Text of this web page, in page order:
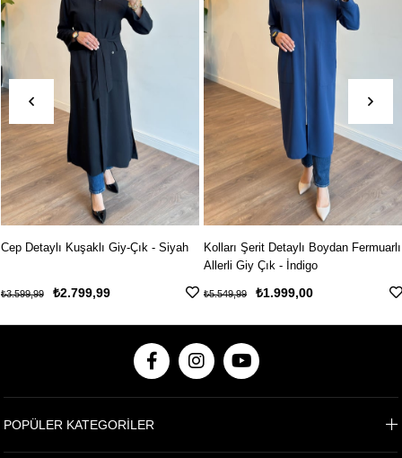
Cep Detaylı Kuşaklı Giy-Çık - Siyah
₺2.799,99
₺3.599,99
Kolları Şerit Detaylı Boydan Fermuarlı
Allerli Giy Çık - İndigo
₺1.999,00
₺5.549,99
POPÜLER KATEGORİLER